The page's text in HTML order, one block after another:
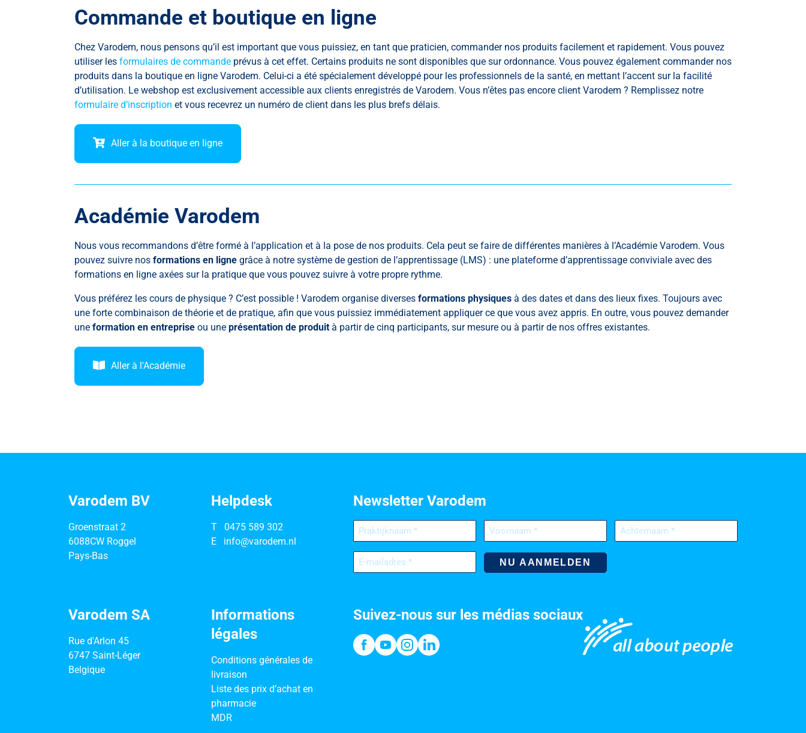
Commande et boutique en ligne
Chez Varodem, nous pensons qu’il est important que vous puissiez, en tant que praticien, commander nos produits facilement et rapidement. Vous pouvez
utiliser les formulaires de commande prévus à cet effet. Certains produits ne sont disponibles que sur ordonnance. Vous pouvez également commander nos
produits dans la boutique en ligne Varodem. Celui-ci a été spécialement développé pour les professionnels de la santé, en mettant l’accent sur la facilité
d’utilisation. Le webshop est exclusivement accessible aux clients enregistrés de Varodem. Vous n’êtes pas encore client Varodem ? Remplissez notre
formulaire d’inscription et vous recevrez un numéro de client dans les plus brefs délais.
Aller à la boutique en ligne
Académie Varodem
Nous vous recommandons d’être formé à l’application et à la pose de nos produits. Cela peut se faire de différentes manières à l’Académie Varodem. Vous
pouvez suivre nos formations en ligne grâce à notre système de gestion de l’apprentissage (LMS) : une plateforme d’apprentissage conviviale avec des
formations en ligne axées sur la pratique que vous pouvez suivre à votre propre rythme.
Vous préférez les cours de physique ? C’est possible ! Varodem organise diverses formations physiques à des dates et dans des lieux fixes. Toujours avec
une forte combinaison de théorie et de pratique, afin que vous puissiez immédiatement appliquer ce que vous avez appris. En outre, vous pouvez demander
une formation en entreprise ou une présentation de produit à partir de cinq participants, sur mesure ou à partir de nos offres existantes.
Aller à l'Académie
Varodem BV
Groenstraat 2
6088CW Roggel
Pays-Bas
Varodem SA
Rue d'Arlon 45
6747 Saint-Léger
Belgique
Helpdesk
T
0475 589 302
E
info@varodem.nl
Informations
légales
Conditions générales de
livraison
Liste des prix d’achat en
pharmacie
MDR
Newsletter Varodem
Praktijknaam
(Nécessaire)
Voornaam
(Nécessaire)
Achternaam
(Nécessaire)
E-
mailadres
Suivez-nous sur les médias sociaux